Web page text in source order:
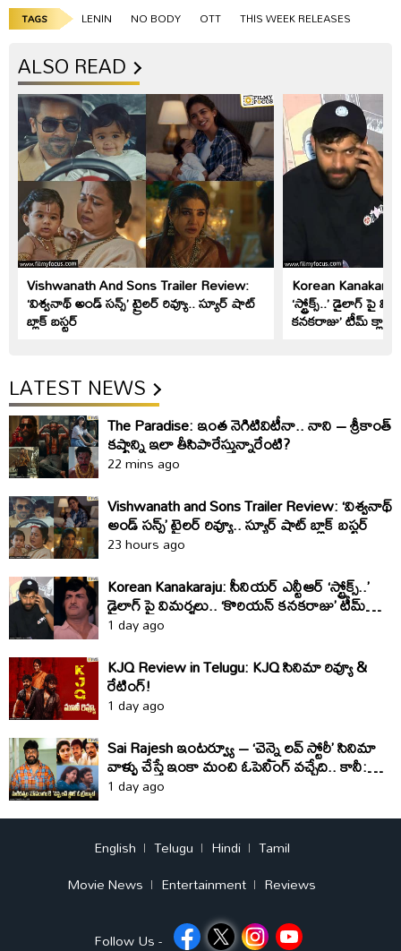
TAGS LENIN NO BODY OTT THIS WEEK RELEASES
ALSO READ
Vishwanath And Sons Trailer Review:
‘విశ్వనాథ్ అండ్ సన్స్’ ట్రైలర్ రివ్యూ.. స్యూర్ షాట్
బ్లాక్ బస్టర్
Korean
‘స్ట్రోక్స్..’ డైలాగ్ పై
కనకరాజు’ టీమ్
LATEST NEWS
The Paradise: ఇంత నెగిటివిటీనా.. నాని – శ్రీకాంత్‌
కష్టాన్ని ఇలా తీసిపారేస్తున్నారేంటి?
22 mins ago
Vishwanath and Sons Trailer Review: ‘విశ్వనాథ్
అండ్ సన్స్’ ట్రైలర్ రివ్యూ.. స్యూర్ షాట్ బ్లాక్ బస్టర్
23 hours ago
Korean Kanakaraju: సీనియర్ ఎన్టీఆర్ ‘స్ట్రోక్స్..’
డైలాగ్ పై విమర్శలు.. ‘కొరియన్ కనకరాజు’ టీమ్
క్లారిటీ ఇది
1 day ago
KJQ Review in Telugu: KJQ సినిమా రివ్యూ &
రేటింగ్!
1 day ago
Sai Rajesh ఇంటర్వ్యూ – ‘చెన్నై లవ్ స్టోరీ’ సినిమా
వాళ్ళు చేస్తే ఇంకా మంచి ఓపెనింగ్ వచ్చేది.. కానీ:
సాయి రాజేష్
1 day ago
English Telugu Hindi
Tamil
Movie News
Entertainment Reviews
Follow Us -